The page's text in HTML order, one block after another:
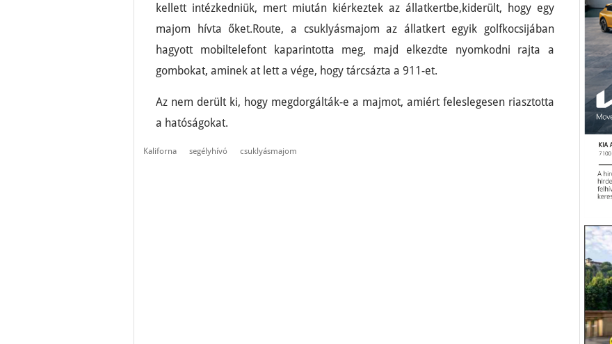
kellett intézkedniük, mert miután kiérkeztek az állatkertbe,kiderült, hogy egy
majom hívta őket.Route, a csuklyásmajom az állatkert egyik golfkocsijában
hagyott mobiltelefont kaparintotta meg, majd elkezdte nyomkodni rajta a
gombokat, aminek at lett a vége, hogy tárcsázta a 911-et.
Az nem derült ki, hogy megdorgálták-e a majmot, amiért feleslegesen riasztotta
a hatóságokat.
Kaliforna segélyhívó csuklyásmajom